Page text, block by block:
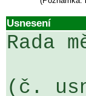
Usnesení
Rada
(č.